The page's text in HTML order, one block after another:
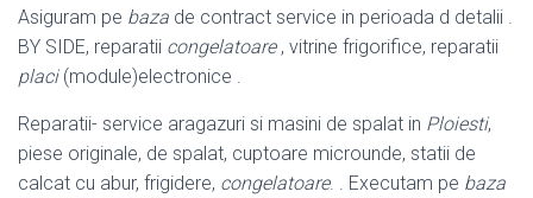
Asiguram pe baza de contract service in perioada d detalii .
BY SIDE, reparatii congelatoare, vitrine frigorifice, reparatii
placi(module)electronice .
Reparatii- service aragazuri si masini de spalat in Ploiesti,
piese originale, de spalat, cuptoare microunde, statii de
calcat cu abur, frigidere, congelatoare. . Executam pe baza